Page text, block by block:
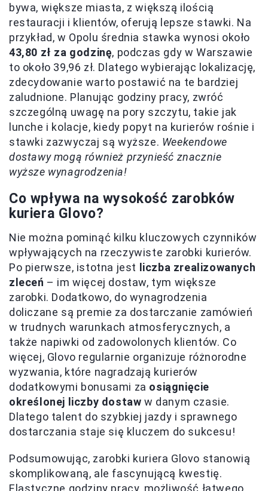
bywa, większe miasta, z większą ilością
restauracji i klientów, oferują lepsze stawki. Na
przykład, w Opolu średnia stawka wynosi około
43,80 zł za godzinę, podczas gdy w Warszawie
to około 39,96 zł. Dlatego wybierając lokalizację,
zdecydowanie warto postawić na te bardziej
zaludnione. Planując godziny pracy, zwróć
szczególną uwagę na pory szczytu, takie jak
lunche i kolacje, kiedy popyt na kurierów rośnie i
stawki zazwyczaj są wyższe. Weekendowe
dostawy mogą również przynieść znacznie
wyższe wynagrodzenia!
Co wpływa na wysokość zarobków
kuriera Glovo?
Nie można pominąć kilku kluczowych czynników
wpływających na rzeczywiste zarobki kurierów.
Po pierwsze, istotna jest liczba zrealizowanych
zleceń – im więcej dostaw, tym większe
zarobki. Dodatkowo, do wynagrodzenia
doliczane są premie za dostarczanie zamówień
w trudnych warunkach atmosferycznych, a
także napiwki od zadowolonych klientów. Co
więcej, Glovo regularnie organizuje różnorodne
wyzwania, które nagradzają kurierów
dodatkowymi bonusami za osiągnięcie
określonej liczby dostaw w danym czasie.
Dlatego talent do szybkiej jazdy i sprawnego
dostarczania staje się kluczem do sukcesu!
Podsumowując, zarobki kuriera Glovo stanowią
skomplikowaną, ale fascynującą kwestię.
Elastyczne godziny pracy, możliwość łatwego